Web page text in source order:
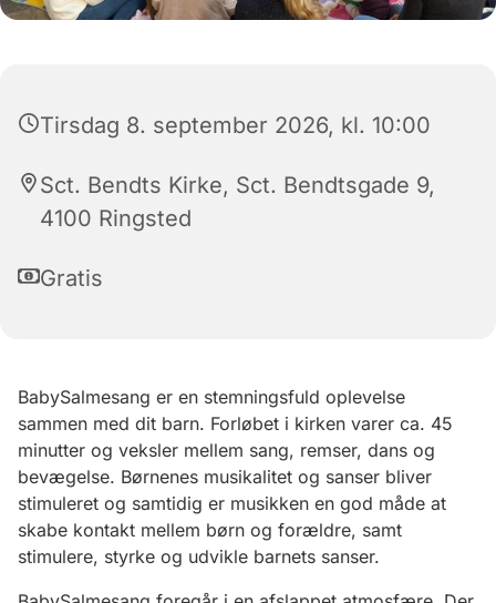
Tirsdag 8. september 2026, kl. 10:00
Sct. Bendts Kirke, Sct. Bendtsgade 9,
4100 Ringsted
Gratis
BabySalmesang er en stemningsfuld oplevelse
sammen med dit barn. Forløbet i kirken varer ca. 45
minutter og veksler mellem sang, remser, dans og
bevægelse. Børnenes musikalitet og sanser bliver
stimuleret og samtidig er musikken en god måde at
skabe kontakt mellem børn og forældre, samt
stimulere, styrke og udvikle barnets sanser.